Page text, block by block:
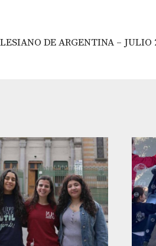
DE ARGENTINA – JULIO